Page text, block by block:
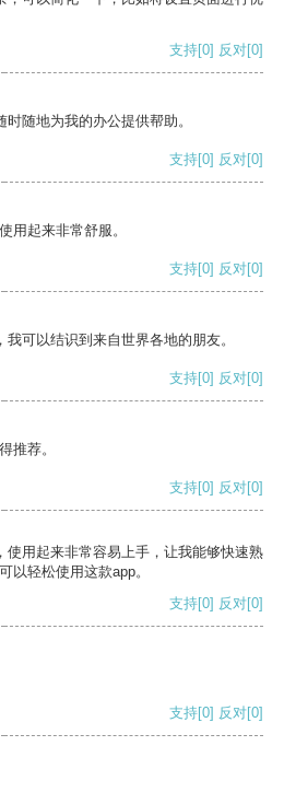
支持[0] 反对[0]
随地为我的办公提供帮助。
支持[0] 反对[0]
用起来非常舒服。
支持[0] 反对[0]
可以结识到来自世界各地的朋友。
支持[0] 反对[0]
推荐。
支持[0] 反对[0]
使用起来非常容易上手，让我能够快速熟
以轻松使用这款app。
支持[0] 反对[0]
支持[0] 反对[0]